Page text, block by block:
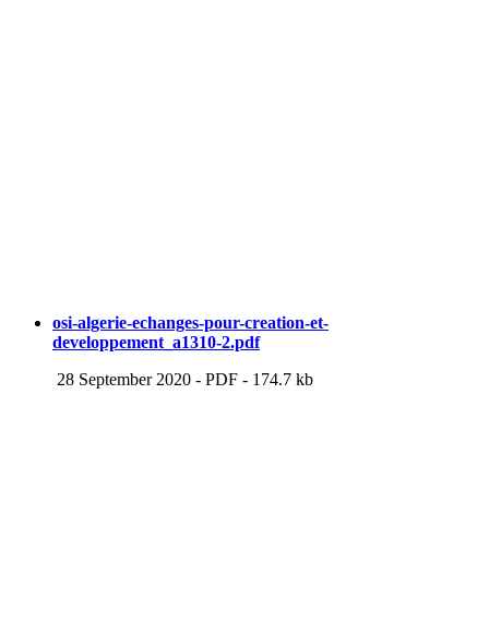
osi-algerie-echanges-pour-creation-et-
developpement_a1310-2.pdf
28 September 2020 - PDF - 174.7 kb